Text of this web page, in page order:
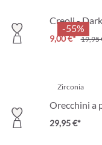
-55%
Creoli -
9,00 €* 19,95
Zirconia
Orecchini a
29,95 €*